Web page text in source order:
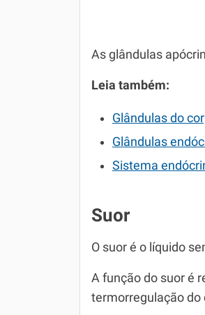
As glândulas
Leia também:
Glândulas do
Glândulas
Sistema
Suor
O suor é o líquido
A função do suor é
termorregulação do